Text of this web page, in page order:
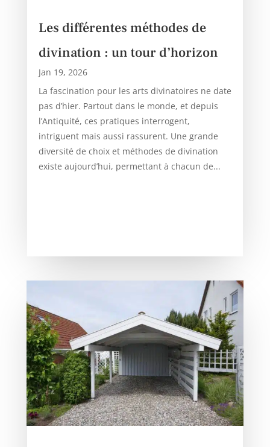
Les différentes méthodes de
divination : un tour d’horizon
Jan 19, 2026
La fascination pour les arts divinatoires ne date
pas d’hier. Partout dans le monde, et depuis
l’Antiquité, ces pratiques interrogent,
intriguent mais aussi rassurent. Une grande
diversité de choix et méthodes de divination
existe aujourd’hui, permettant à chacun de...